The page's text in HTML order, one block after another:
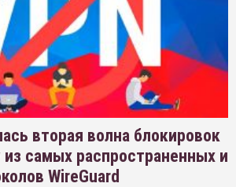
вторая волна блокировок
самых распространенных и
WireGuard